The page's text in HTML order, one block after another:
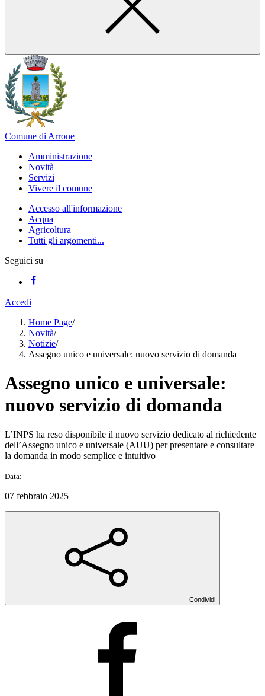
Comune di Arrone
Amministrazione
Novità
Servizi
Vivere il comune
Accesso all'informazione
Acqua
Agricoltura
Tutti gli argomenti...
Seguici su
Accedi
Home Page/
Novità/
Notizie/
Assegno unico e universale: nuovo servizio di domanda
Assegno unico e universale:
nuovo servizio di domanda
L’INPS ha reso disponibile il nuovo servizio dedicato al richiedente
dell’Assegno unico e universale (AUU) per presentare e consultare
la domanda in modo semplice e intuitivo
Data:
07 febbraio 2025
Condividi